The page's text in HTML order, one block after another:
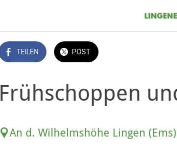
TEILEN POST
Frühschoppen
An d. Wilhelmshöhe Lingen